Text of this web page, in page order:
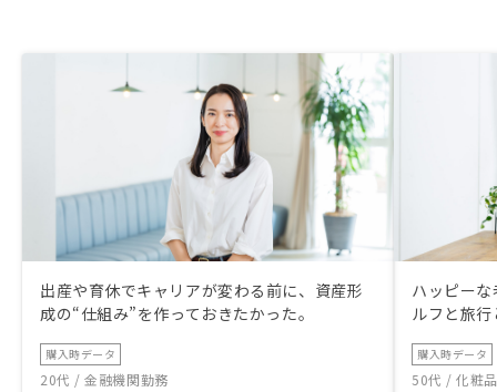
出産や育休でキャリアが変わる前に、資産形
成の“仕組み”を作っておきたかった。
購入時データ
20代 / 金融機関勤務
ハッピー
ルフと旅
購入時データ
50代 / 化粧